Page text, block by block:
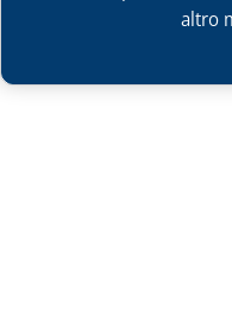
altro